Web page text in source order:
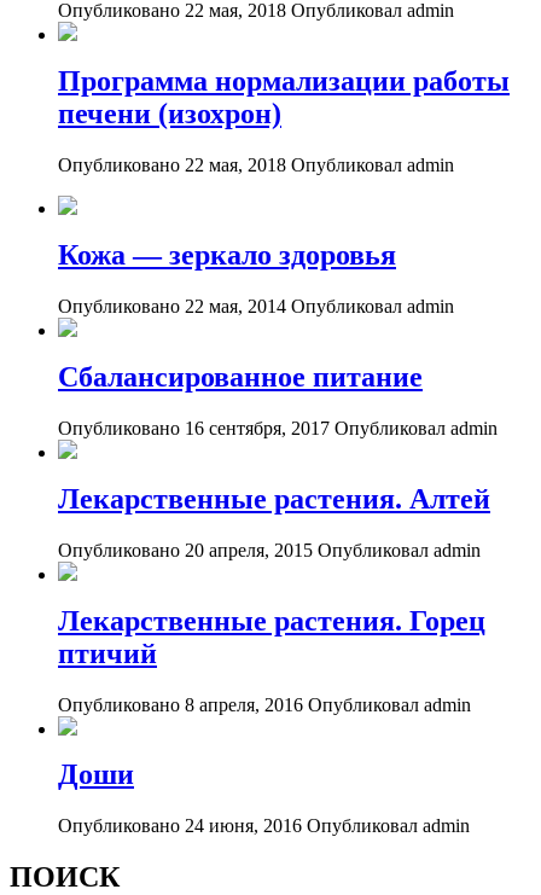
Опубликовано 22 мая, 2018 Опубликовал admin
Программа нормализации работы
печени (изохрон)
Опубликовано 22 мая, 2018 Опубликовал admin
Кожа — зеркало здоровья
Опубликовано 22 мая, 2014 Опубликовал admin
Сбалансированное питание
Опубликовано 16 сентября, 2017 Опубликовал admin
Лекарственные растения. Алтей
Опубликовано 20 апреля, 2015 Опубликовал admin
Лекарственные растения. Горец
птичий
Опубликовано 8 апреля, 2016 Опубликовал admin
Доши
Опубликовано 24 июня, 2016 Опубликовал admin
ПОИСК